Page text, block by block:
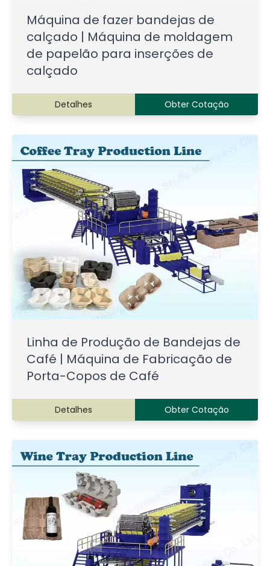
Máquina de fazer bandejas de
calçado | Máquina de moldagem
de papelão para inserções de
calçado
Detalhes Obter Cotação
Linha de Produção de Bandejas de
Café | Máquina de Fabricação de
Porta-Copos de Café
Detalhes Obter Cotação